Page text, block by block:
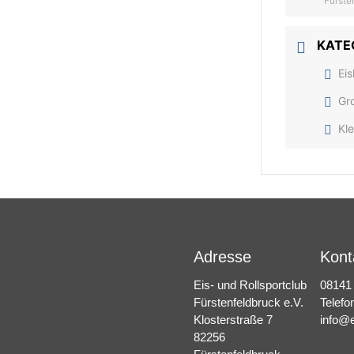
Adresse
Eis- und Rollsportclub
Fürstenfeldbruck e.V.
Klosterstraße 7
82256